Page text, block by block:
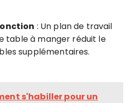
: Un plan de travail
table à manger réduit le
supplémentaires.
s'habiller pour un